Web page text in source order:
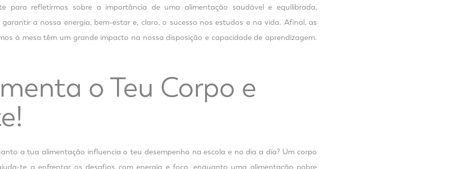
para refletirmos sobre a importância de uma alimentação saudável e equilibrada,
a nossa energia, bem-estar e, claro, o sucesso nos estudos e na vida. Afinal, as
à mesa têm um grande impacto na nossa disposição e capacidade de aprendizagem.
o Teu Corpo e
a tua alimentação influencia o teu desempenho na escola e no dia a dia? Um corpo
te a enfrentar os desafios com energia e foco, enquanto uma alimentação pobre